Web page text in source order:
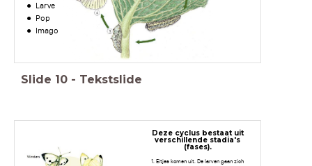
Larve
Pop
Imago
Slide 10 - Tekstslide
Deze cyclus bestaat uit
verschillende stadia's
(fases).
1. Eitjes komen uit. De larven gaan zich